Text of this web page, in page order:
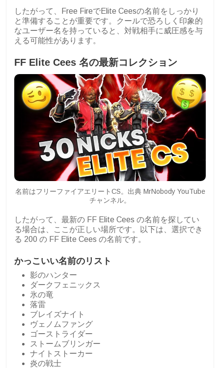
したがって、Free FireでElite Ceesの名前をしっかり
と準備することが重要です。クールで恐ろしく印象的
なユーザー名を持っていると、対戦相手に威圧感を与
える可能性があります。
FF Elite Cees 名の最新コレクション
名前はフリーファイアエリートCS。出典 MrNobody YouTube
チャンネル。
したがって、最新の FF Elite Cees の名前を探してい
る場合は、ここが正しい場所です。以下は、選択でき
る 200 の FF Elite Cees の名前です。
かっこいい名前のリスト
影のハンター
ダークフェニックス
氷の竜
落雷
ブレイズナイト
ヴェノムファング
ゴーストライダー
ストームブリンガー
ナイトストーカー
炎の戦士